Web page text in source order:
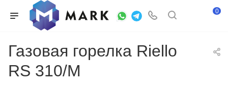
0
Газовая горелка Riello
RS 310/M